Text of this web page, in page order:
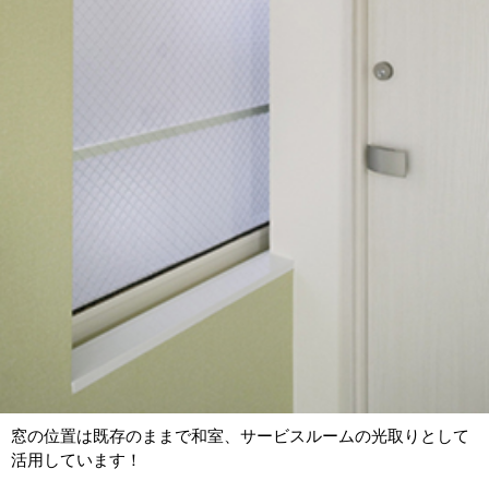
窓の位置は既存のままで和室、サービスルームの光取りとして
活用しています！